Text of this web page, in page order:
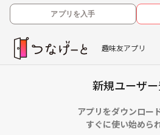
アプリを入手
趣味友アプリ
新規ユーザ
アプリをダウンロー
すぐに使い始めら